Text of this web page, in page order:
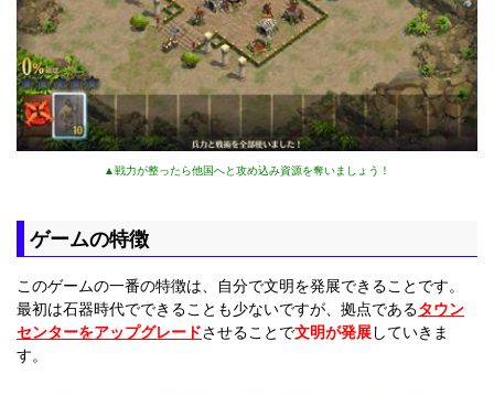
▲戦力が整ったら他国へと攻め込み資源を奪いましょう！
ゲームの特徴
このゲームの一番の特徴は、自分で文明を発展できることです。
最初は石器時代でできることも少ないですが、拠点であるタウン
センターをアップグレードさせることで文明が発展していきま
す。